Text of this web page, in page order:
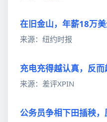
在旧金山，年薪18万美
来源：纽约时报
充电充得越认真，反而
来源：差评XPIN
公务员争相下田插秧，